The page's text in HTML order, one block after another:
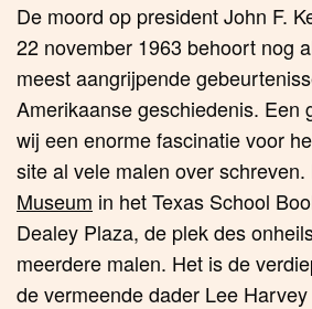
De moord op president John F.
22 november 1963 behoort nog
meest aangrijpende
Amerikaanse geschiedenis. Een
wij een enorme fascinatie voor
site al vele malen over schreven.
Museum in het Texas School
Dealey Plaza, de plek des
meerdere malen. Het is de
de vermeende dader Lee